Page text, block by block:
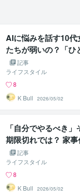
AIに悩みを話す10
たちが弱いの？「ひ
を、若い世代が先に
記事
ライフスタイル
8
K Bull
2026/05/02
「自分でやるべき
期限切れでは？ 家
の税額控除、国主体
でいる
記事
ライフスタイル
8
K Bull
2026/05/02